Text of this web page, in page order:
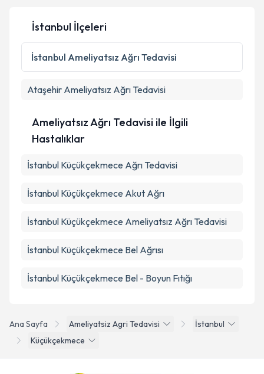
Ana Sayfa Ameliyatsiz Agri Tedavisi
İstanbul
Küçükçekmece
İstanbul İlçeleri
İstanbul Ameliyatsız Ağrı Tedavisi
Ataşehir Ameliyatsız Ağrı Tedavisi
Ameliyatsız Ağrı Tedavisi ile İlgili
Hastalıklar
İstanbul Küçükçekmece Ağrı Tedavisi
İstanbul Küçükçekmece Akut Ağrı
İstanbul Küçükçekmece Ameliyatsız Ağrı Tedavisi
İstanbul Küçükçekmece Bel Ağrısı
İstanbul Küçükçekmece Bel - Boyun Fıtığı